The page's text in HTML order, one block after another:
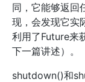
同，它能够返回
现，会发现它实
利用了Future来
下一篇讲述）。
shutdown()和